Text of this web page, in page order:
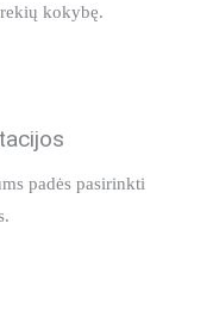
kokybę.
padės pasirinkti